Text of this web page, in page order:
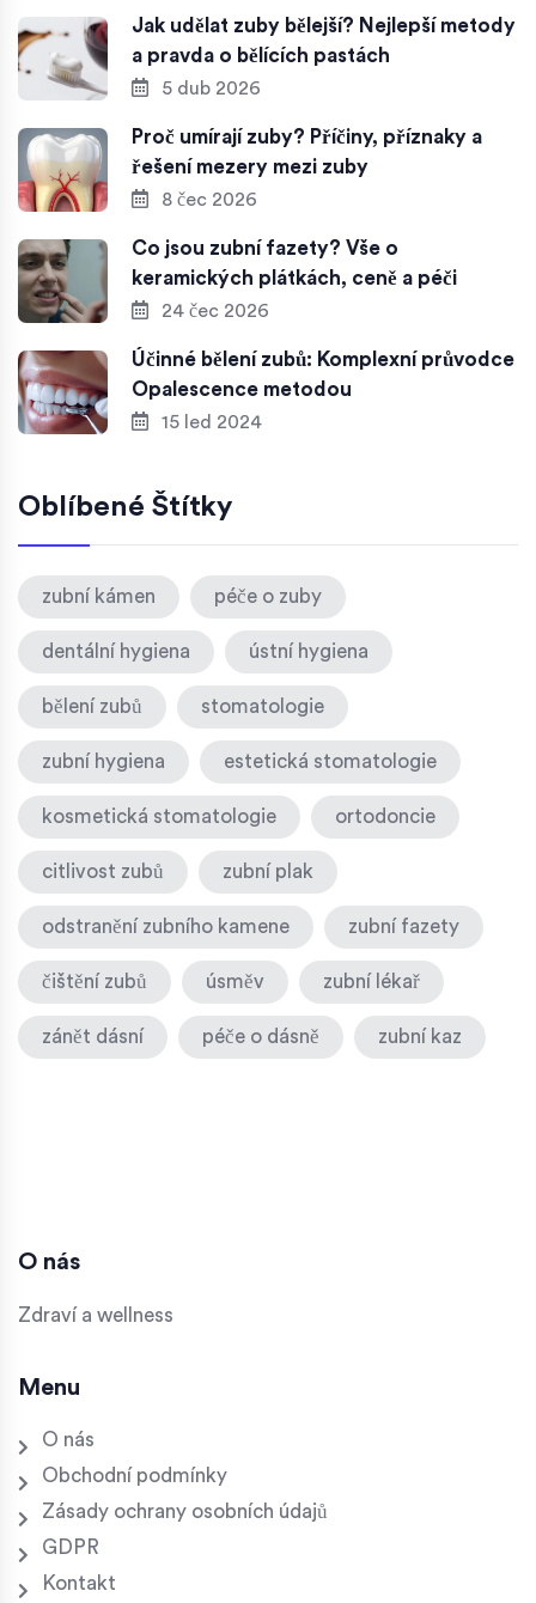
Jak udělat zuby bělejší? Nejlepší metody
a pravda o bělících pastách
5 dub 2026
Proč umírají zuby? Příčiny, příznaky a
řešení mezery mezi zuby
8 čec 2026
Co jsou zubní fazety? Vše o
keramických plátkách, ceně a péči
24 čec 2026
Účinné bělení zubů: Komplexní průvodce
Opalescence metodou
15 led 2024
Oblíbené Štítky
zubní kámen péče o zuby
dentální hygiena ústní hygiena
bělení zubů stomatologie
zubní hygiena estetická stomatologie
kosmetická stomatologie ortodoncie
citlivost zubů zubní plak
odstranění zubního kamene zubní fazety
čištění zubů úsměv zubní lékař
zánět dásní péče o dásně zubní kaz
O nás
Zdraví a wellness
Menu
O nás
Obchodní podmínky
Zásady ochrany osobních údajů
GDPR
Kontakt